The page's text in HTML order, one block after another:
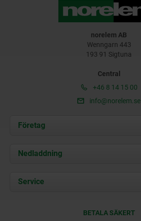
norelem AB
Wenngarn 443
193 91 Sigtuna
Central
+46 8 14 15 00
info@norelem.se
Företag
Om oss
Kontakt
Nedladdning
Documents
Service
BETALA SÄKERT